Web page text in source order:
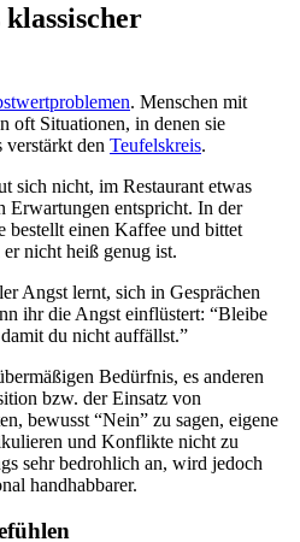
. Menschen mit
oft Situationen, in denen sie
den Teufelskreis.
sich nicht, im Restaurant etwas
Erwartungen entspricht. In der
bestellt einen Kaffee und bittet
nicht heiß genug ist.
Angst lernt, sich in Gesprächen
ihr die Angst einflüstert: “Bleibe
du nicht auffällst.”
Bedürfnis, es anderen
bzw. der Einsatz von
bewusst “Nein” zu sagen, eigene
und Konflikte nicht zu
sehr bedrohlich an, wird jedoch
handhabbarer.